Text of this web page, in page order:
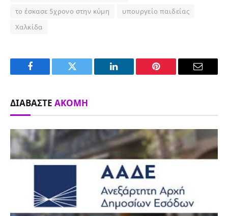
το έσκασε 5χρονο στην κύμη
υπουργείο παιδείας
Χαλκίδα
Facebook Twitter LinkedIn Pinterest Email
ΔΙΑΒΆΣΤΕ ΑΚΌΜΗ